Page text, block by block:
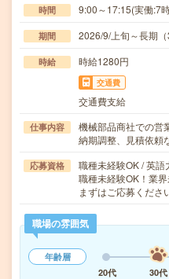
時間 9:00～17:15(実働:7
期間 2026/9/上旬～長期
時給 時給1280円
交通費
交通費支給
仕事内容
機械部品商社での営
納期調整、見積依頼
応募資格
職種未経験OK / 英語
職種未経験OK！業
まずはご応募くだ
職場の雰囲気
年齢層
20代
30代